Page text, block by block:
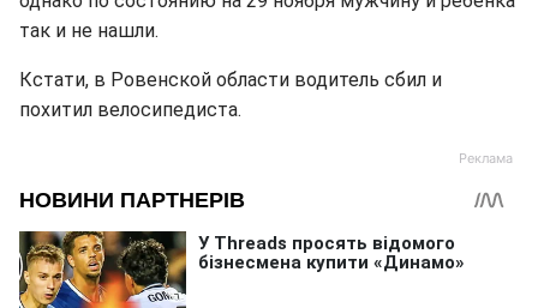
так и не нашли.
Кстати, в Ровенской области водитель сбил и
похитил велосипедиста.